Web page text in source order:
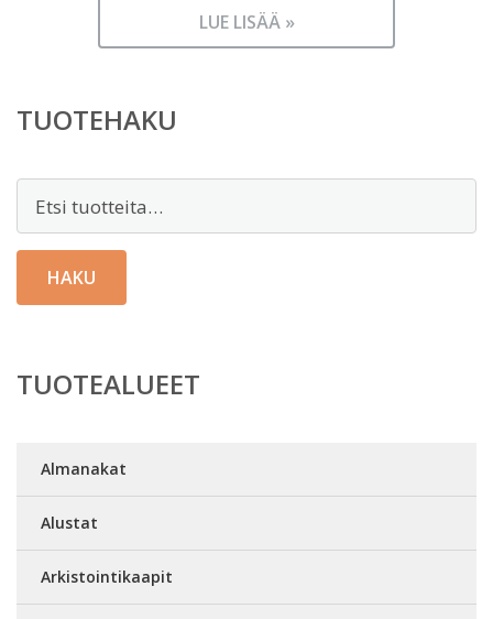
LUE LISÄÄ »
TUOTEHAKU
HAKU
TUOTEALUEET
Almanakat
Alustat
Arkistointikaapit